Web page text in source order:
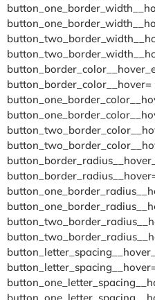
button_border_color__hover=